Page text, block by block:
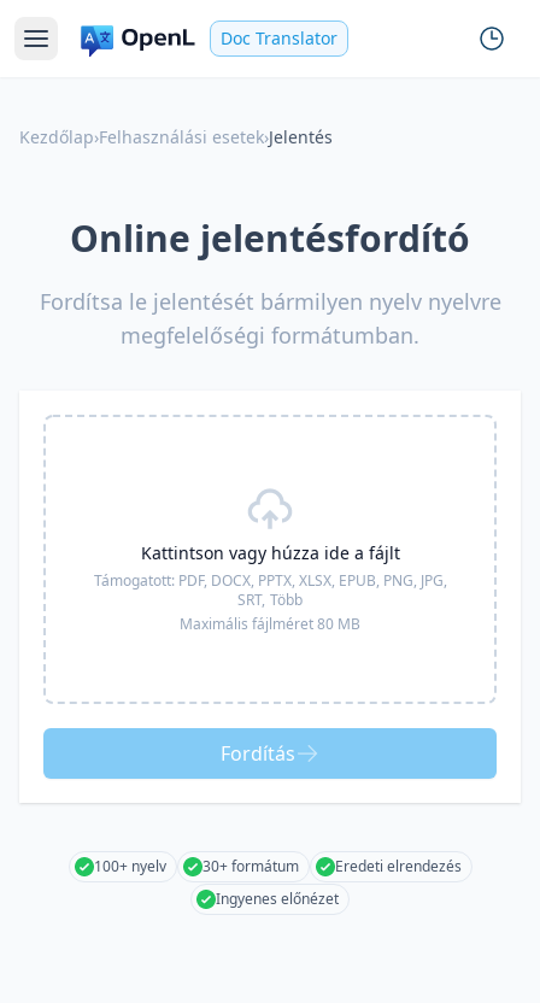
Doc Translator
Kezdőlap›Felhasználási esetek›Jelentés
Online jelentésfordító
Fordítsa le jelentését bármilyen nyelv nyelvre
megfelelőségi formátumban.
Kattintson vagy húzza ide a fájlt
Támogatott: PDF, DOCX, PPTX, XLSX, EPUB, PNG, JPG,
SRT, Több
Maximális fájlméret 80 MB
Fordítás
100+ nyelv 30+ formátum
Eredeti elrendezés
Ingyenes előnézet